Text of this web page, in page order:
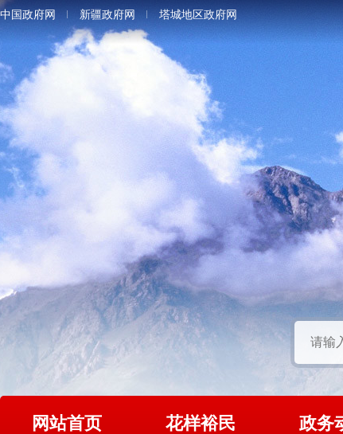
中国政府网 新疆政府网 塔城地区政府网
网站首页 花样裕民 政务